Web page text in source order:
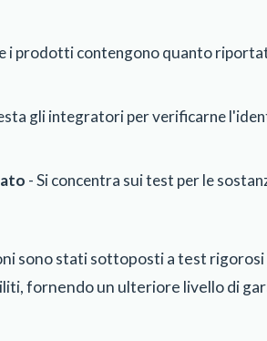
i prodotti contengono quanto
gli integratori per verificarne
- Si concentra sui test per le
sono stati sottoposti a test
fornendo un ulteriore livello di